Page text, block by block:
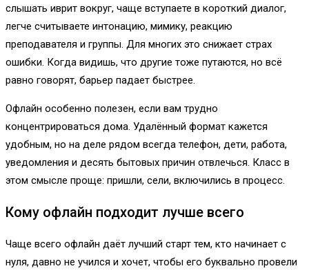
слышать иврит вокруг, чаще вступаете в короткий диалог,
легче считываете интонацию, мимику, реакцию
преподавателя и группы. Для многих это снижает страх
ошибки. Когда видишь, что другие тоже путаются, но всё
равно говорят, барьер падает быстрее.
Офлайн особенно полезен, если вам трудно
концентрироваться дома. Удалённый формат кажется
удобным, но на деле рядом всегда телефон, дети, работа,
уведомления и десять бытовых причин отвлечься. Класс в
этом смысле проще: пришли, сели, включились в процесс.
Кому офлайн подходит лучше всего
Чаще всего офлайн даёт лучший старт тем, кто начинает с
нуля, давно не учился и хочет, чтобы его буквально провели